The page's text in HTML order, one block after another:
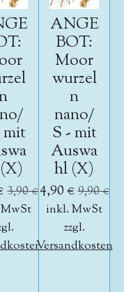
mit
3,90 €
ANGE
BOT:
Moor
wurzel
n
nano/
S - mit
Auswa
hl (X)
4,90 €9,90 €
inkl. MwSt
zzgl.
Versandkosten